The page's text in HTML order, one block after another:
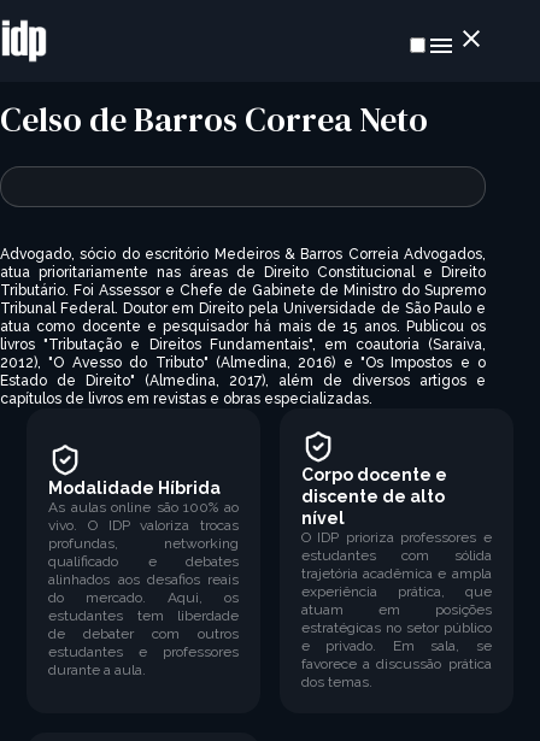
Celso de Barros Correa Neto
Advogado, sócio do escritório Medeiros & Barros Correia Advogados,
atua prioritariamente nas áreas de Direito Constitucional e Direito
Tributário. Foi Assessor e Chefe de Gabinete de Ministro do Supremo
Tribunal Federal. Doutor em Direito pela Universidade de São Paulo e
atua como docente e pesquisador há mais de 15 anos. Publicou os
livros "Tributação e Direitos Fundamentais", em coautoria (Saraiva,
2012), "O Avesso do Tributo" (Almedina, 2016) e "Os Impostos e o
Estado de Direito" (Almedina, 2017), além de diversos artigos e
capítulos de livros em revistas e obras especializadas.
Modalidade Híbrida
As aulas online são 100% ao
vivo. O IDP valoriza trocas
profundas, networking
qualificado e debates
alinhados aos desafios reais
do mercado. Aqui, os
estudantes tem liberdade
de debater com outros
estudantes e professores
durante a aula.
Corpo docente e
discente de alto
nível
O IDP prioriza professores e
estudantes com sólida
trajetória acadêmica e ampla
experiência prática, que
atuam em posições
estratégicas no setor público
e privado. Em sala, se
favorece a discussão prática
dos temas.